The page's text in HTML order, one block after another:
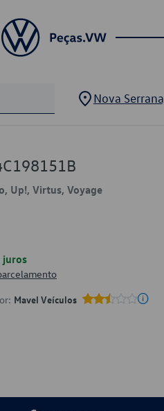
Nova Serrana
Up!, Virtus, Voyage
juros
Mavel Veículos